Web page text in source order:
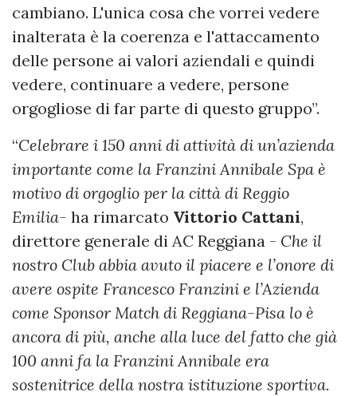
cambiano. L'unica cosa che vorrei vedere
inalterata è la coerenza e l'attaccamento
delle persone ai valori aziendali e quindi
vedere, continuare a vedere, persone
orgogliose di far parte di questo gruppo”.
“Celebrare i 150 anni di attività di un’azienda
importante come la Franzini Annibale Spa è
motivo di orgoglio per la città di Reggio
Emilia- ha rimarcato Vittorio Cattani,
direttore generale di AC Reggiana - Che il
nostro Club abbia avuto il piacere e l’onore di
avere ospite Francesco Franzini e l’Azienda
come Sponsor Match di Reggiana-Pisa lo è
ancora di più, anche alla luce del fatto che già
100 anni fa la Franzini Annibale era
sostenitrice della nostra istituzione sportiva.